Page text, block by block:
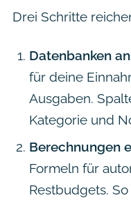
Drei Schritte
Datenbanken
für deine
Ausgaben.
Kategorie und
Berechnungen
Formeln für
Restbudgets.